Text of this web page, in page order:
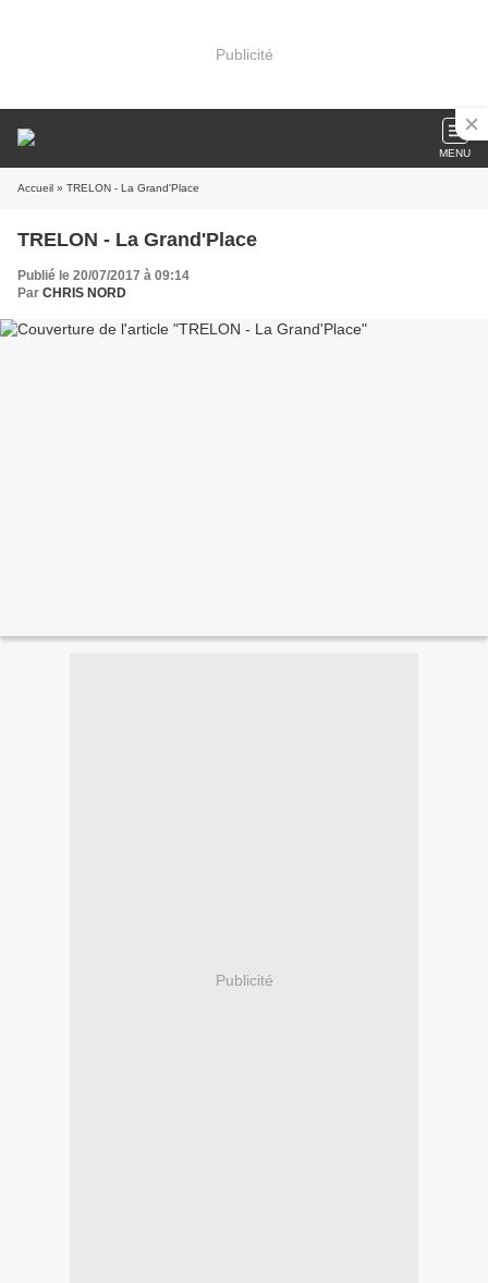
Publicité
MENU
Accueil » TRELON - La Grand'Place
TRELON - La Grand'Place
Publié le 20/07/2017 à 09:14
Par CHRIS NORD
Publicité